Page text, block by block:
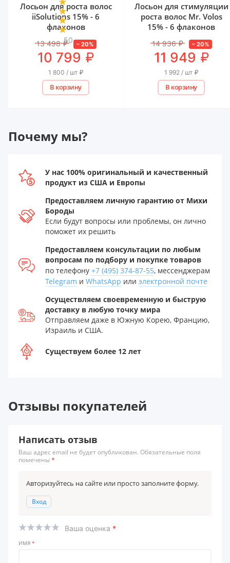
50
Лосьон для роста волос
iiSolutions 15% - 6
флаконов
13 498 ₽ – 20%
10 799 ₽
1 800 / шт ₽
В корзину
Лосьон для стимуляции
роста волос Mr. Volos
15% - 6 флаконов
14 936 ₽ – 20%
11 949 ₽
1 992 / шт ₽
В корзину
Почему мы?
У нас 100% оригинальный и качественный
продукт из США и Европы
Предоставляем личную гарантию от Михи
Бороды
Если будут вопросы или проблемы, он лично
поможет их решить
Предоставляем консультации по любым
вопросам по подбору и покупке товаров
по телефону +7 (495) 374-87-55, мессенджерам
Telegram и WhatsApp или электронной почте
Осуществляем своевременную и быструю
доставку в любую точку мира
Отправляем даже в Южную Корею, Францию,
Израиль и США.
Существуем более 12 лет
Отзывы покупателей
Написать отзыв
Ваш адрес email не будет опубликован. Обязательные поля
помечены *
Авторизуйтесь на сайте или просто заполните форму.
Вход
Ваша оценка *
ИМЯ *